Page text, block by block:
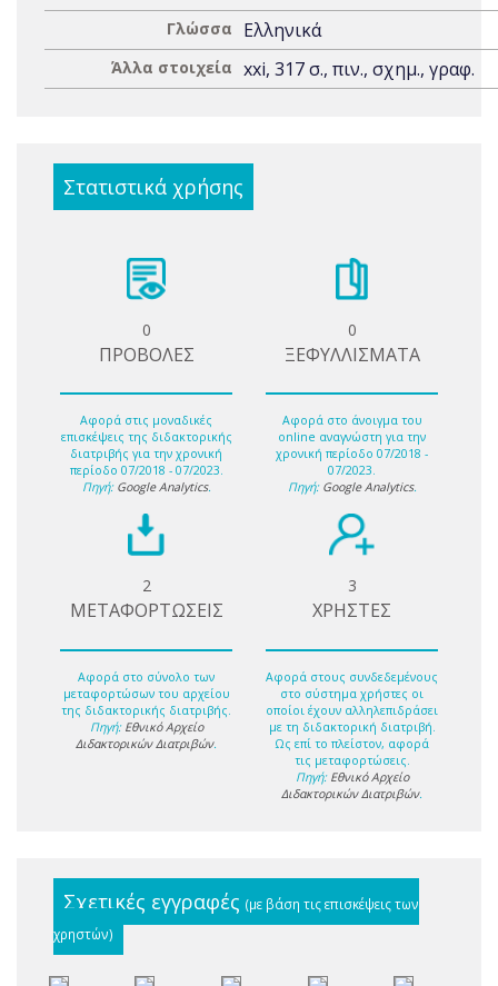
Γλώσσα Ελληνικά
Άλλα στοιχεία xxi, 317 σ., πιν., σχημ., γραφ.
Στατιστικά χρήσης
0
ΠΡΟΒΟΛΕΣ
Αφορά στις μοναδικές
επισκέψεις της διδακτορικής
διατριβής για την χρονική
περίοδο 07/2018 - 07/2023.
Πηγή: Google Analytics.
0
ΞΕΦΥΛΛΙΣΜΑΤΑ
Αφορά στο άνοιγμα του
online αναγνώστη για την
χρονική περίοδο 07/2018 -
07/2023.
Πηγή: Google Analytics.
2
ΜΕΤΑΦΟΡΤΩΣΕΙΣ
Αφορά στο σύνολο των
μεταφορτώσων του αρχείου
της διδακτορικής διατριβής.
Πηγή: Εθνικό Αρχείο
Διδακτορικών Διατριβών.
3
ΧΡΗΣΤΕΣ
Αφορά στους συνδεδεμένους
στο σύστημα χρήστες οι
οποίοι έχουν αλληλεπιδράσει
με τη διδακτορική διατριβή.
Ως επί το πλείστον, αφορά
τις μεταφορτώσεις.
Πηγή: Εθνικό Αρχείο
Διδακτορικών Διατριβών.
Σχετικές εγγραφές (με βάση τις επισκέψεις των
χρηστών)